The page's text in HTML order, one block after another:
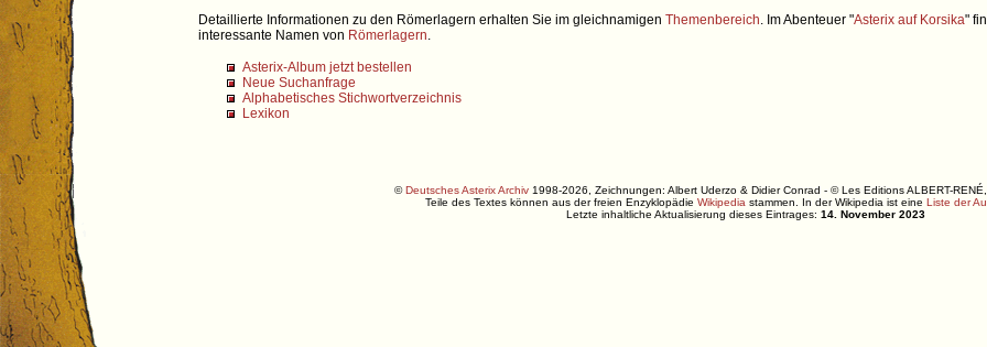
Detaillierte Informationen zu den Römerlagern erhalten Sie im gleichnamigen Themenbereich. Im Abenteuer "Asterix auf Korsika"
interessante Namen von Römerlagern.
Asterix-Album jetzt bestellen
Neue Suchanfrage
Alphabetisches Stichwortverzeichnis
Lexikon
©Deutsches Asterix Archiv1998-2026, Zeichnungen: Albert Uderzo & Didier Conrad - © Les Editions ALBERT-RENÉ,
Teile des Textes können aus der freien Enzyklopädie Wikipedia stammen. In der Wikipedia ist eine Liste der
Letzte inhaltliche Aktualisierung dieses Eintrages: 14. November 2023